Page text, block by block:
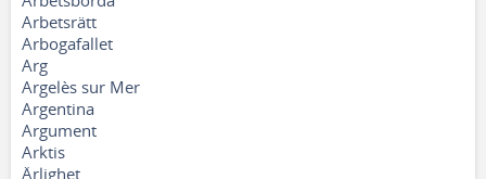
Arbetsrätt
Arbogafallet
Arg
Argelès sur Mer
Argentina
Argument
Arktis
Ärlighet